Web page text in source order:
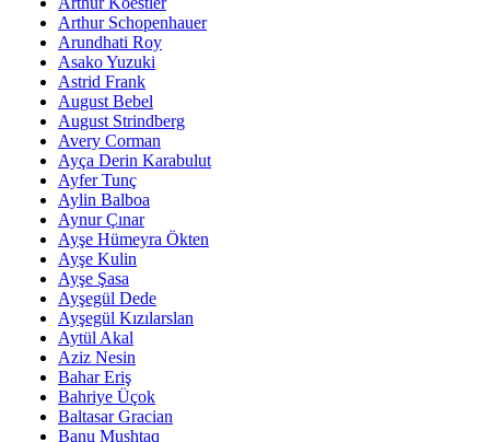
Arthur Schopenhauer
Arundhati Roy
Asako Yuzuki
Astrid Frank
August Bebel
August Strindberg
Avery Corman
Ayça Derin Karabulut
Ayfer Tunç
Aylin Balboa
Aynur Çınar
Ayşe Hümeyra Ökten
Ayşe Kulin
Ayşe Şasa
Ayşegül Dede
Ayşegül Kızılarslan
Aytül Akal
Aziz Nesin
Bahar Eriş
Bahriye Üçok
Baltasar Gracian
Banu Mushtaq